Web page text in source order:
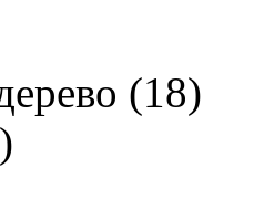
(18)
)